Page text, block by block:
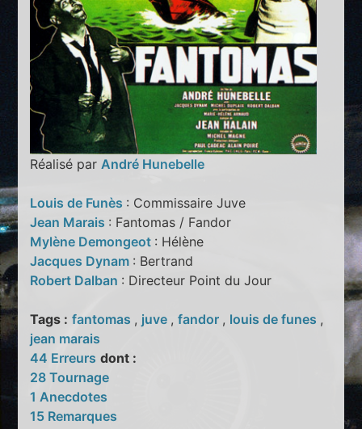
Réalisé par André Hunebelle
Louis de Funès : Commissaire Juve
Jean Marais : Fantomas / Fandor
Mylène Demongeot : Hélène
Jacques Dynam : Bertrand
Robert Dalban : Directeur Point du Jour
Tags : fantomas , juve ,fandor , louis de funes ,
jean marais
44 Erreurs dont :
28 Tournage
1 Anecdotes
15 Remarques